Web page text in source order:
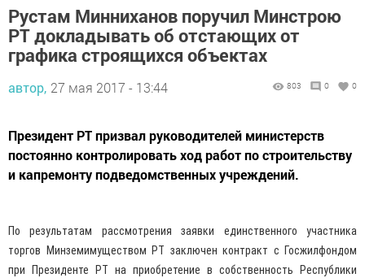
Рустам Минниханов поручил Минстрою
РТ докладывать об отстающих от
графика строящихся объектах
автор, 27 мая 2017 - 13:44 803 0 0
Президент РТ призвал руководителей министерств
постоянно контролировать ход работ по строительству
и капремонту подведомственных учреждений.
По результатам рассмотрения заявки единственного участника
торгов Минземимуществом РТ заключен контракт с Госжилфондом
при Президенте РТ на приобретение в собственность Республики